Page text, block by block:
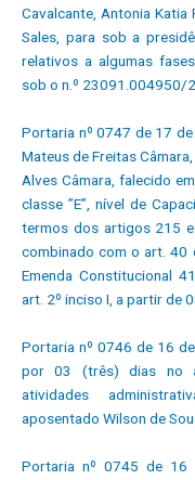
Cavalcante, Antonia
Sales, para sob a
relativos a algumas
sob o n.º 23091.004950/
Portaria nº 0747 de 17
Mateus de Freitas
Alves Câmara, falecido
classe ”E”, nível de
termos dos artigos 215 e
combinado com o art. 40
Emenda Constitucional
art. 2º inciso I, a partir de
Portaria nº 0746 de 16
por 03 (três) dias no
atividades
aposentado Wilson de
Portaria nº 0745 de 16